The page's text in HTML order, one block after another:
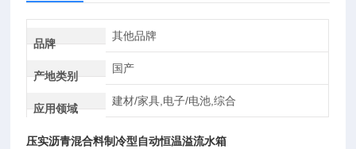
品牌
其他品牌
产地类别
国产
应用领域
建材/家具,电子/电池,综合
压实沥青混合料制冷型自动恒温溢流水箱